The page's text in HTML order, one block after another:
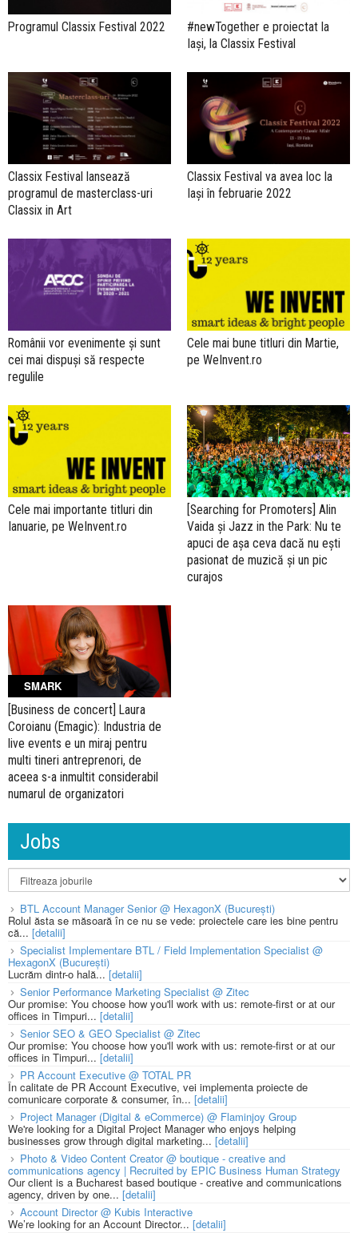
Programul Classix Festival 2022
#newTogether e proiectat la
Iași, la Classix Festival
Classix Festival lansează
programul de masterclass-uri
Classix in Art
Classix Festival va avea loc la
Iași în februarie 2022
Românii vor evenimente și sunt
cei mai dispuși să respecte
regulile
Cele mai bune titluri din Martie,
pe WeInvent.ro
Cele mai importante titluri din
Ianuarie, pe WeInvent.ro
[Searching for Promoters] Alin
Vaida și Jazz in the Park: Nu te
apuci de așa ceva dacă nu ești
pasionat de muzică și un pic
curajos
SMARK
[Business de concert] Laura
Coroianu (Emagic): Industria de
live events e un miraj pentru
multi tineri antreprenori, de
aceea s-a inmultit considerabil
numarul de organizatori
Jobs
BTL Account Manager Senior @ HexagonX (București)
Rolul ăsta se măsoară în ce nu se vede: proiectele care ies bine pentru
că... [detalii]
Specialist Implementare BTL / Field Implementation Specialist @
HexagonX (București)
Lucrăm dintr-o hală...[detalii]
Senior Performance Marketing Specialist @ Zitec
Our promise: You choose how you'll work with us: remote-first or at our
offices in Timpuri... [detalii]
Senior SEO & GEO Specialist @ Zitec
Our promise: You choose how you'll work with us: remote-first or at our
offices in Timpuri... [detalii]
PR Account Executive @ TOTAL PR
În calitate de PR Account Executive, vei implementa proiecte de
comunicare corporate & consumer, în... [detalii]
Project Manager (Digital & eCommerce) @ Flaminjoy Group
We're looking for a Digital Project Manager who enjoys helping
businesses grow through digital marketing... [detalii]
Photo & Video Content Creator @ boutique - creative and
communications agency | Recruited by EPIC Business Human Strategy
Our client is a Bucharest based boutique - creative and communications
agency, driven by one... [detalii]
Account Director @ Kubis Interactive
We’re looking for an Account Director... [detalii]